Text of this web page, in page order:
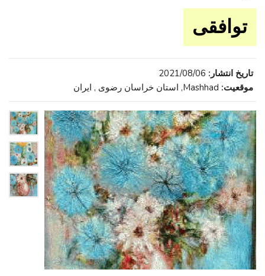
توافقی
تاریخ انتشار: 2021/08/06
موقعیت: Mashhad, استان خراسان رضوی , ایران